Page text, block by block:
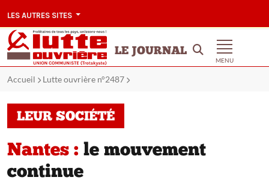
LES AUTRES SITES
LE JOURNAL
MENU
Accueil Lutte ouvrière n°2487
LEUR SOCIÉTÉ
Nantes : le mouvement
continue